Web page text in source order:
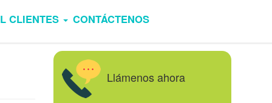
CLIENTES CONTÁCTENOS
Llámenos ahora